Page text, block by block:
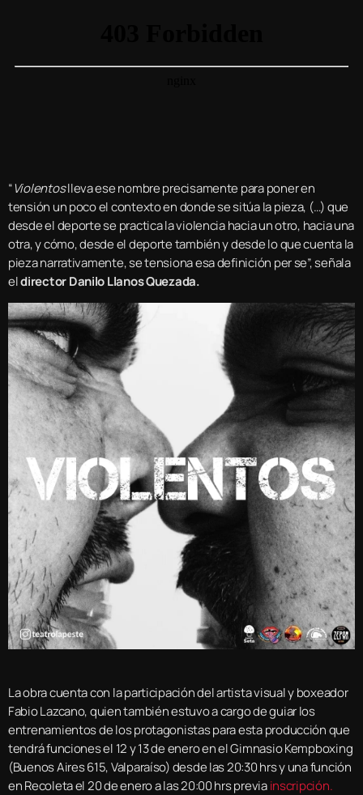
“Violentoslleva ese nombre precisamente para poner en
tensión un poco el contexto en donde se sitúa la pieza, (…) que
desde el deporte se practica la violencia hacia un otro, hacia una
otra, y cómo, desde el deporte también y desde lo que cuenta la
pieza narrativamente, se tensiona esa definición per se”, señala
eldirector Danilo Llanos Quezada.
La obra cuenta con la participación del artista visual y boxeador
Fabio Lazcano, quien también estuvo a cargo de guiar los
entrenamientos de los protagonistas para esta producción que
tendrá funciones el 12 y 13 de enero en el Gimnasio Kempboxing
(Buenos Aires 615, Valparaíso) desde las 20:30 hrs y una función
en Recoleta el 20 de enero a las 20:00 hrs previainscripción.